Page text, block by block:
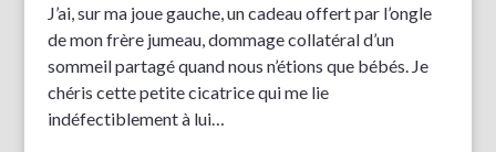
J’ai, sur ma joue gauche, un cadeau offert par l’ongle
de mon frère jumeau, dommage collatéral d’un
sommeil partagé quand nous n’étions que bébés. Je
chéris cette petite cicatrice qui me lie
indéfectiblement à lui…